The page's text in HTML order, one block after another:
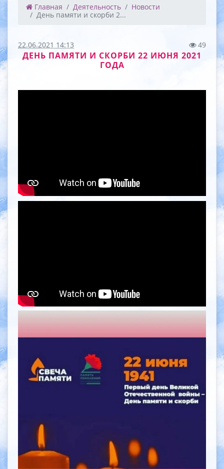
Главная Деятельность
Новости
День памяти и скорби 2...
22.06.2021 14:13 49
ДЕНЬ ПАМЯТИ И СКОРБИ 22 ИЮНЯ 2021
ГОДА